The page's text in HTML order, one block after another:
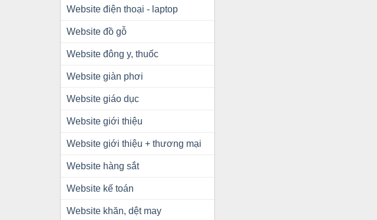
Website điện thoại - laptop
Website đồ gỗ
Website đông y, thuốc
Website giàn phơi
Website giáo dục
Website giới thiệu
Website giới thiệu + thương mại
Website hàng sắt
Website kế toán
Website khăn, dệt may